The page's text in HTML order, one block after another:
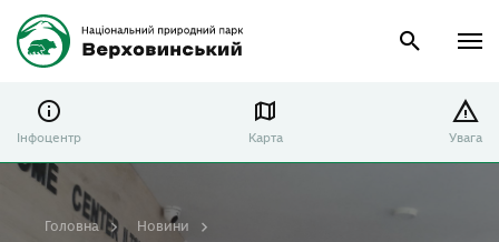
Інфоцентр Карта Увага
Головна
Новини